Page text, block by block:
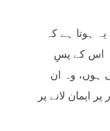
ہوتا ہے کہ
اس کے پسِ
ہوں، وہ ان
ایمان لانے پر